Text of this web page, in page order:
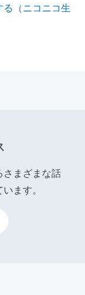
（ニコニコ生
さまざまな話
ます。